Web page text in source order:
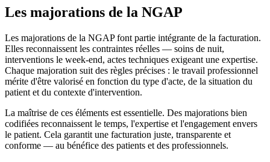
Les majorations de la NGAP
Les majorations de la NGAP font partie intégrante de la facturation.
Elles reconnaissent les contraintes réelles — soins de nuit,
interventions le week-end, actes techniques exigeant une expertise.
Chaque majoration suit des règles précises : le travail professionnel
mérite d'être valorisé en fonction du type d'acte, de la situation du
patient et du contexte d'intervention.
La maîtrise de ces éléments est essentielle. Des majorations bien
codifiées reconnaissent le temps, l'expertise et l'engagement envers
le patient. Cela garantit une facturation juste, transparente et
conforme — au bénéfice des patients et des professionnels.